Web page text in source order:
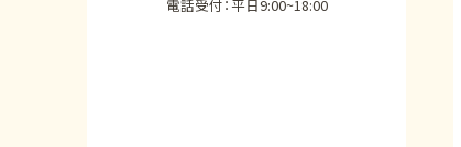
電話受付：平日9:00~18:00